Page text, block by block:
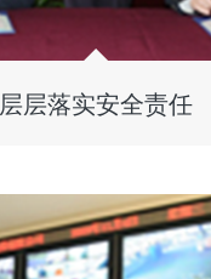
层层落实安全责任